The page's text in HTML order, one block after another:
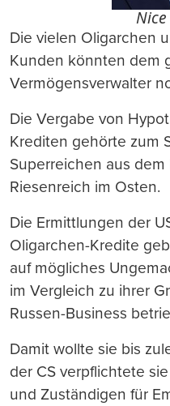
Die vielen Oligarchen
Kunden könnten dem
Vermögensverwalter
Die Vergabe von
Krediten gehörte zum
Superreichen aus
Riesenreich im Osten.
Die Ermittlungen der
Oligarchen-Kredite
auf mögliches
im Vergleich zu ihrer
Russen-Business
Damit wollte sie bis
der CS verpflichtete
und Zuständigen für